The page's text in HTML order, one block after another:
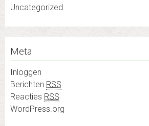
Uncategorized
Meta
Inloggen
Berichten RSS
Reacties RSS
WordPress.org